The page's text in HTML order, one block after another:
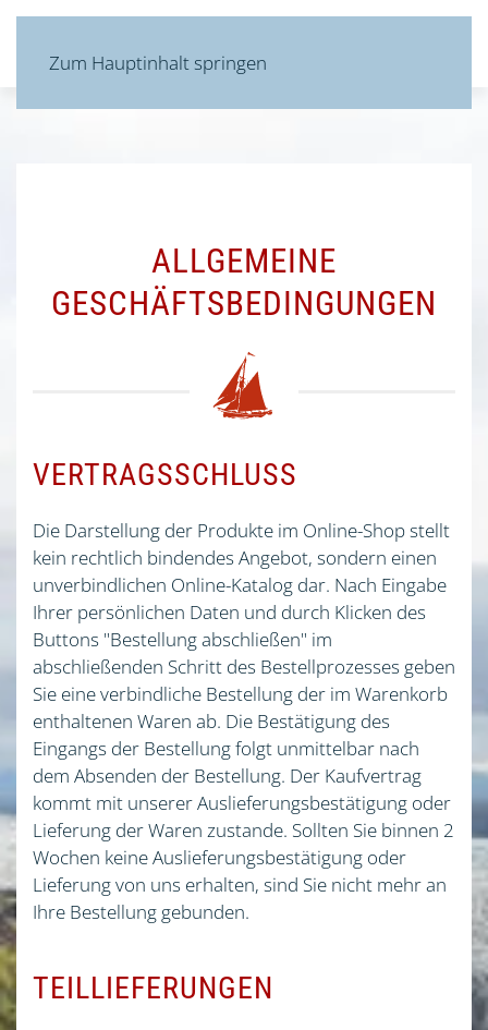
Zum Hauptinhalt springen
ALLGEMEINE
GESCHÄFTSBEDINGUNGEN
VERTRAGSSCHLUSS
Die Darstellung der Produkte im Online-Shop stellt
kein rechtlich bindendes Angebot, sondern einen
unverbindlichen Online-Katalog dar. Nach Eingabe
Ihrer persönlichen Daten und durch Klicken des
Buttons "Bestellung abschließen" im
abschließenden Schritt des Bestellprozesses geben
Sie eine verbindliche Bestellung der im Warenkorb
enthaltenen Waren ab. Die Bestätigung des
Eingangs der Bestellung folgt unmittelbar nach
dem Absenden der Bestellung. Der Kaufvertrag
kommt mit unserer Auslieferungsbestätigung oder
Lieferung der Waren zustande. Sollten Sie binnen 2
Wochen keine Auslieferungsbestätigung oder
Lieferung von uns erhalten, sind Sie nicht mehr an
Ihre Bestellung gebunden.
TEILLIEFERUNGEN